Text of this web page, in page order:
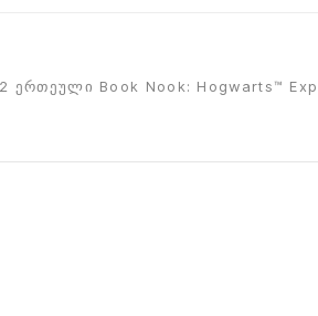
ერთეული Book Nook: Hogwarts™